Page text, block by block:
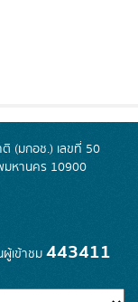
(มกอช.) เลขที่ 50
มหานคร 10900
เข้าชม443411